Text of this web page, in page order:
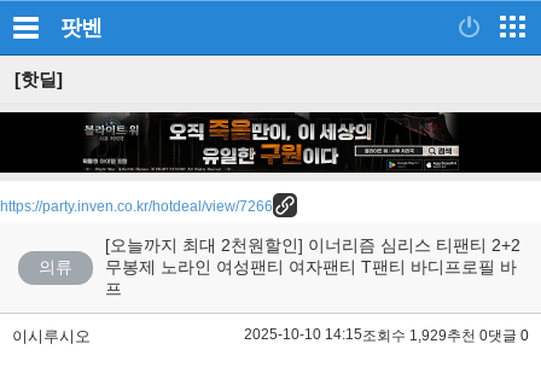
팟벤
[핫딜]
https://party.inven.co.kr/hotdeal/view/7266
의류
[오늘까지 최대 2천원할인] 이너리즘 심리스 티팬티 2+2
무봉제 노라인 여성팬티 여자팬티 T팬티 바디프로필 바
프
이시루시오 2025-10-10 14:15조회수 1,929추천 0댓글 0